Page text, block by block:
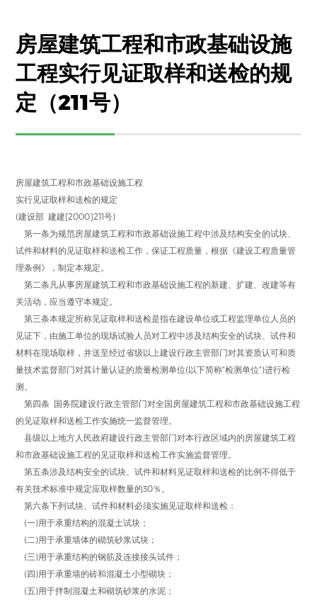
房屋建筑工程和市政基础设施
工程实行见证取样和送检的规
定（211号）
房屋建筑工程和市政基础设施工程
实行见证取样和送检的规定
(建设部 建建[2000]211号)
第一条为规范房屋建筑工程和市政基础设施工程中涉及结构安全的试块、
试件和材料的见证取样和送检工作，保证工程质量，根据《建设工程质量管
理条例》，制定本规定。
第二条凡从事房屋建筑工程和市政基础设施工程的新建、扩建、改建等有
关活动，应当遵守本规定。
第三条本规定所称见证取样和送检是指在建设单位或工程监理单位人员的
见证下，由施工单位的现场试验人员对工程中涉及结构安全的试块、试件和
材料在现场取样，并送至经过省级以上建设行政主管部门对其资质认可和质
量技术监督部门对其计量认证的质量检测单位(以下简称"检测单位")进行检
测。
第四条 国务院建设行政主管部门对全国房屋建筑工程和市政基础设施工程
的见证取样和送检工作实施统一监督管理。
县级以上地方人民政府建设行政主管部门对本行政区域内的房屋建筑工程
和市政基础设施工程的见证取样和送检工作实施监督管理。
第五条涉及结构安全的试块、试件和材料见证取样和送检的比例不得低于
有关技术标准中规定应取样数量的30％。
第六条下列试块、试件和材料必须实施见证取样和送检：
(一)用于承重结构的混凝土试块；
(二)用于承重墙体的砌筑砂浆试块；
(三)用于承重结构的钢筋及连接接头试件；
(四)用于承重墙的砖和混凝土小型砌块；
(五)用于拌制混凝土和砌筑砂浆的水泥；